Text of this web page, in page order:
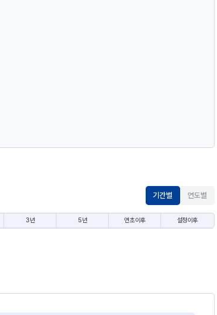
기간별 연도별
3년 5년 연초이후 설정이후